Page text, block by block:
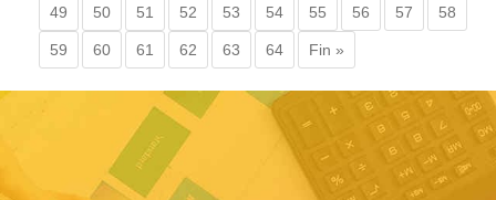
49 50 51 52 53 54 55 56 57 58
59 60 61 62 63 64 Fin »